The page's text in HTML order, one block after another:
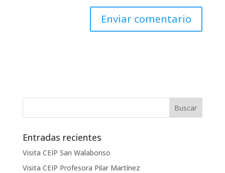
Entradas recientes
Visita CEIP San Walabonso
Visita CEIP Profesora Pilar Martínez